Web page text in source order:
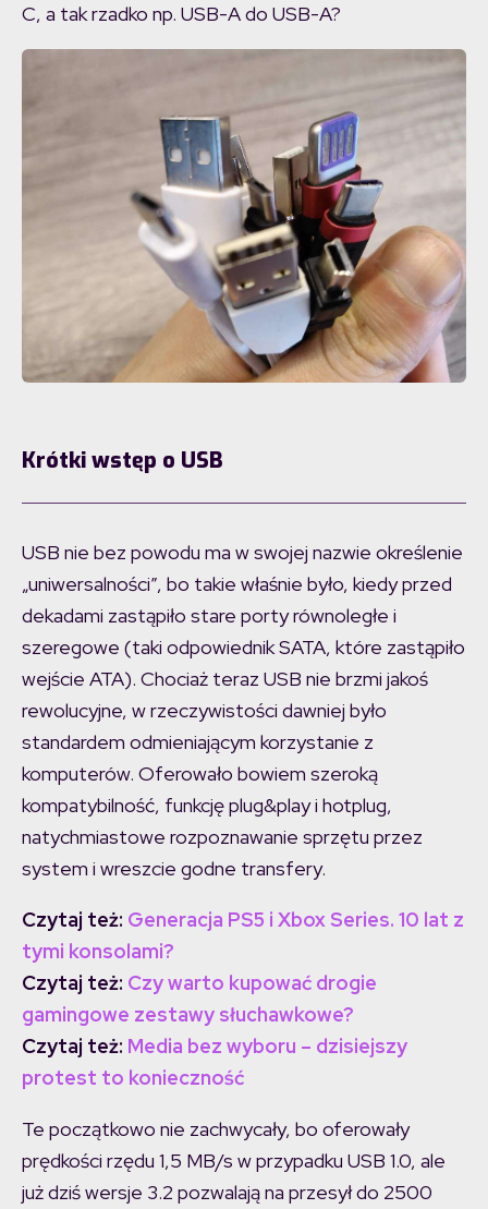
C, a tak rzadko np. USB-A do USB-A?
Krótki wstęp o USB
USB nie bez powodu ma w swojej nazwie określenie
„uniwersalności”, bo takie właśnie było, kiedy przed
dekadami zastąpiło stare porty równoległe i
szeregowe (taki odpowiednik SATA, które zastąpiło
wejście ATA). Chociaż teraz USB nie brzmi jakoś
rewolucyjne, w rzeczywistości dawniej było
standardem odmieniającym korzystanie z
komputerów. Oferowało bowiem szeroką
kompatybilność, funkcję plug&play i hotplug,
natychmiastowe rozpoznawanie sprzętu przez
system i wreszcie godne transfery.
Czytaj też: Generacja PS5 i Xbox Series. 10 lat z
tymi konsolami?
Czytaj też: Czy warto kupować drogie
gamingowe zestawy słuchawkowe?
Czytaj też: Media bez wyboru – dzisiejszy
protest to konieczność
Te początkowo nie zachwycały, bo oferowały
prędkości rzędu 1,5 MB/s w przypadku USB 1.0, ale
już dziś wersje 3.2 pozwalają na przesył do 2500